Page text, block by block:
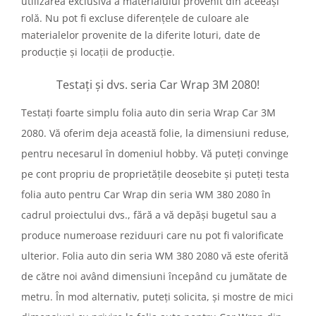
rolă. Nu pot fi excluse diferențele de culoare ale
materialelor provenite de la diferite loturi, date de
producție și locații de producție.
Testați și dvs. seria Car Wrap 3M 2080!
Testați foarte simplu folia auto din seria Wrap Car 3M
2080. Vă oferim deja această folie, la dimensiuni reduse,
pentru necesarul în domeniul hobby. Vă puteți convinge
pe cont propriu de proprietățile deosebite și puteți testa
folia auto pentru Car Wrap din seria WM 380 2080 în
cadrul proiectului dvs., fără a vă depăși bugetul sau a
produce numeroase reziduuri care nu pot fi valorificate
ulterior. Folia auto din seria WM 380 2080 vă este oferită
de către noi având dimensiuni începând cu jumătate de
metru. În mod alternativ, puteți solicita, și mostre de mici